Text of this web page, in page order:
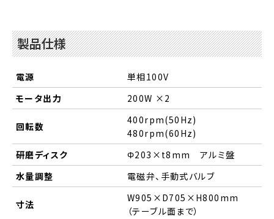
製品仕様
電源
単相100V
モータ出力
200W ×2
回転数
400rpm(50Hz)
480rpm(60Hz)
研磨ディスク
Φ203×t8mm アルミ盤
水量調整
電磁弁、手動式バルブ
寸法
W905×D705×H800mm
（テーブル面まで）